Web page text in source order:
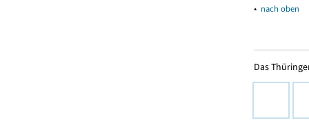
▴ nach oben
Das